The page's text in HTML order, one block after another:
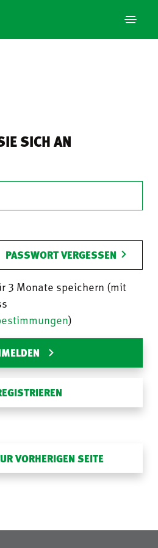
SICH AN
PASSWORT VERGESSEN
3 Monate speichern (mit
)
VORHERIGEN SEITE